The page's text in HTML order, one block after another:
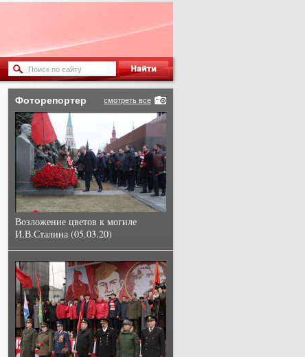
смотреть все
Фоторепортер
Возложение цветов к могиле
И.В.Сталина (05.03.20)